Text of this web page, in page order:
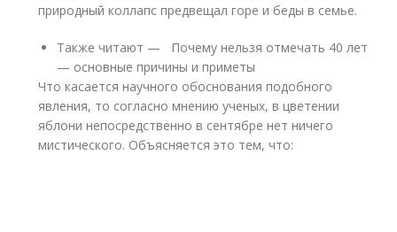
природный коллапс предвещал горе и беды в семье.
Также читают — Почему нельзя отмечать 40 лет
— основные причины и приметы
Что касается научного обоснования подобного
явления, то согласно мнению ученых, в цветении
яблони непосредственно в сентябре нет ничего
мистического. Объясняется это тем, что: